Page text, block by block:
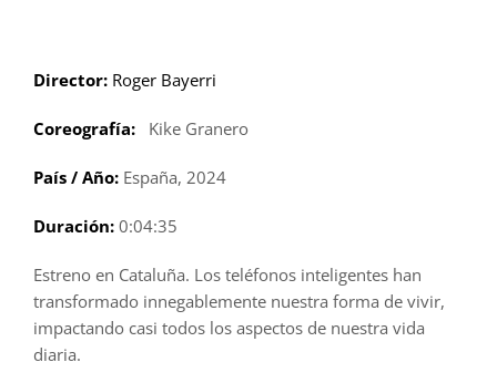
Director: Roger Bayerri
Coreografía: Kike Granero
País / Año: España, 2024
Duración: 0:04:35
Estreno en Cataluña. Los teléfonos inteligentes han
transformado innegablemente nuestra forma de vivir,
impactando casi todos los aspectos de nuestra vida
diaria.